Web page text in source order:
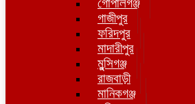
গোপালগঞ্জ
গাজীপুর
ফরিদপুর
মাদারীপুর
মুন্সিগঞ্জ
রাজবাড়ী
মানিকগঞ্জ